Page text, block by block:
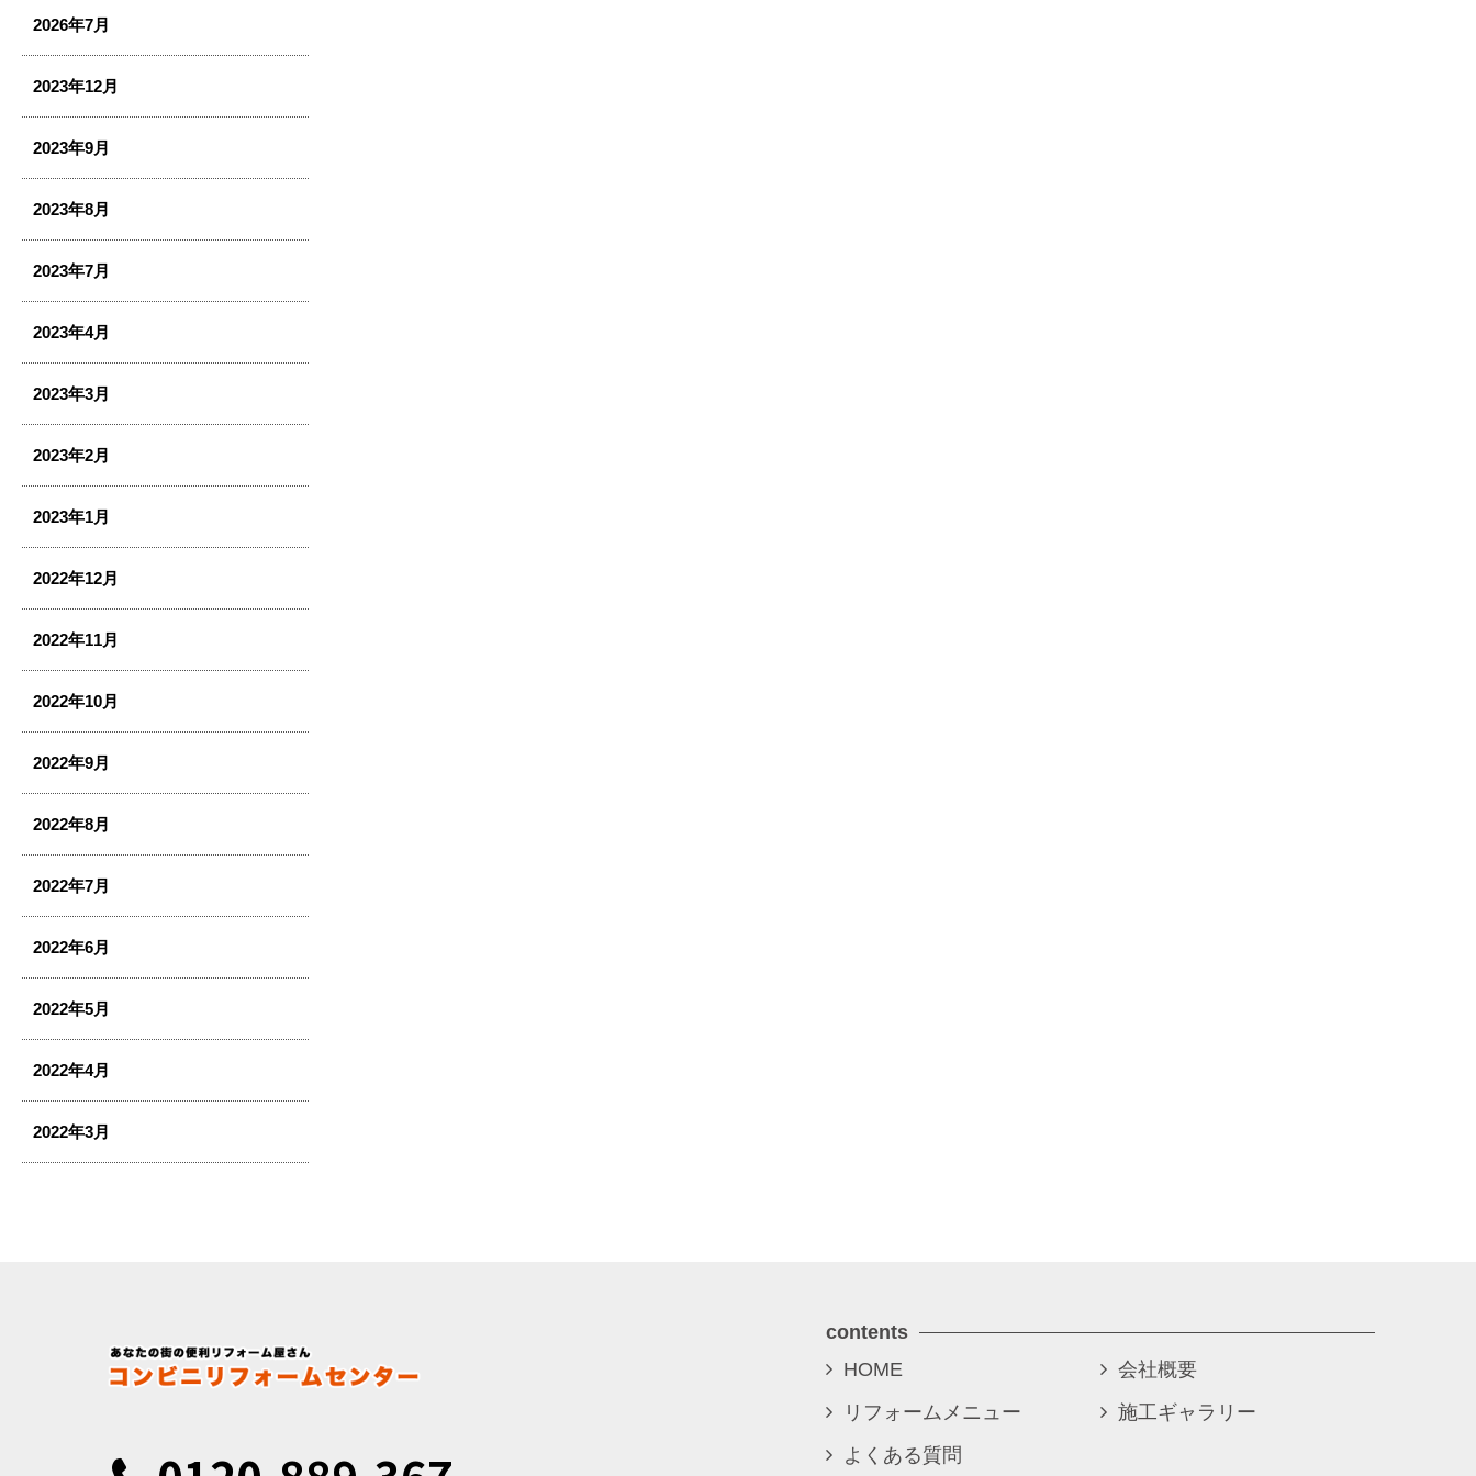
2026年7月
2023年12月
2023年9月
2023年8月
2023年7月
2023年4月
2023年3月
2023年2月
2023年1月
2022年12月
2022年11月
2022年10月
2022年9月
2022年8月
2022年7月
2022年6月
2022年5月
2022年4月
2022年3月
contents
HOME
会社概要
リフォームメニュー
施工ギャラリー
よくある質問